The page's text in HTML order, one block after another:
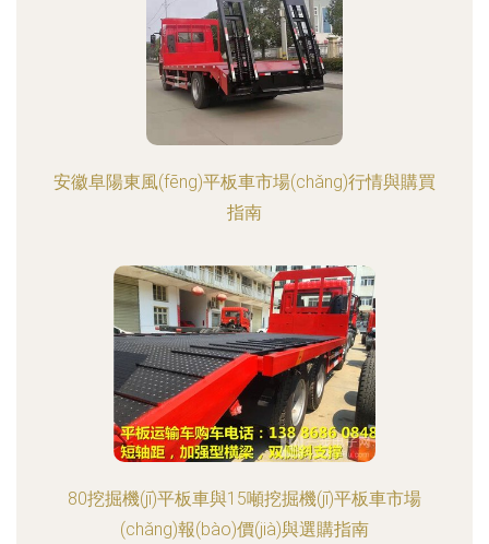
安徽阜陽東風(fēng)平板車市場(chǎng)行情與購買
指南
80挖掘機(jī)平板車與15噸挖掘機(jī)平板車市場
(chǎng)報(bào)價(jià)與選購指南